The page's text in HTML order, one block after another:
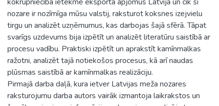
nozare ir nozīmīga mūsu valstij, raksturot koksnes izejvielu
tirgu un analizēt uzņēmumus, kas darbojas šajā sfērā. Tāpat
svarīgs uzdevums bija izpētīt un analizēt literatūru saistībā ar
procesu vadību. Praktiski izpētīt un aprakstīt kamīnmalkas
ražotni, analizēt tajā notiekošos procesus, kā arī naudas
plūsmas saistībā ar kamīnmalkas realizāciju.
Pirmajā darba daļā, kura ietver Latvijas meža nozares
raksturojumu darba autors vairāk izmantoja laikrakstos un